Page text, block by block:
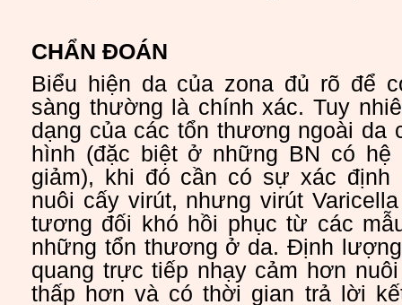
CHẨN ĐOÁN
Biểu hiện da của zona đủ rõ để
sàng thường là chính xác. Tuy
dạng của các tổn thương ngoài da
hình (đặc biệt ở những BN có hệ
giảm), khi đó cần có sự xác định
nuôi cấy virút, nhưng virút
tương đối khó hồi phục từ các
những tổn thương ở da. Định
quang trực tiếp nhạy cảm hơn
thấp hơn và có thời gian trả lời